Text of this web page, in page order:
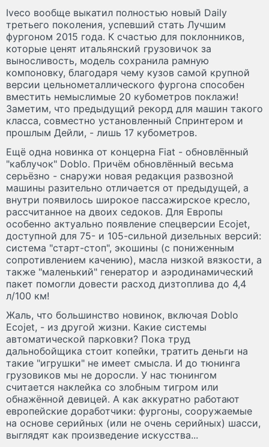
Iveco вообще выкатил полностью новый Daily
третьего поколения, успевший стать Лучшим
фургоном 2015 года. К счастью для поклонников,
которые ценят итальянский грузовичок за
выносливость, модель сохранила рамную
компоновку, благодаря чему кузов самой крупной
версии цельнометаллического фургона способен
вместить немыслимые 20 кубометров поклажи!
Заметим, что предыдущий рекорд для машин такого
класса, совместно установленный Спринтером и
прошлым Дейли, - лишь 17 кубометров.
Ещё одна новинка от концерна Fiat - обновлённый
"каблучок" Doblo. Причём обновлённый весьма
серьёзно - снаружи новая редакция развозной
машины разительно отличается от предыдущей, а
внутри появилось широкое пассажирское кресло,
рассчитанное на двоих седоков. Для Европы
особенно актуально появление спецверсии Ecojet,
доступной для 75- и 105-сильной дизельных версий:
система "старт-стоп", экошины (с пониженным
сопротивлением качению), масла низкой вязкости, а
также "маленький" генератор и аэродинамический
пакет помогли довести расход дизтоплива до 4,4
л/100 км!
Жаль, что большинство новинок, включая Doblo
Ecojet, - из другой жизни. Какие системы
автоматической парковки? Пока труд
дальнобойщика стоит копейки, тратить деньги на
такие "игрушки" не имеет смысла. И до тюнинга
грузовиков мы не доросли. У нас тюнингом
считается наклейка со злобным тигром или
обнажённой девицей. А как аккуратно работают
европейские доработчики: фургоны, сооружаемые
на основе серийных (или не очень серийных) шасси,
выглядят как произведение искусства...